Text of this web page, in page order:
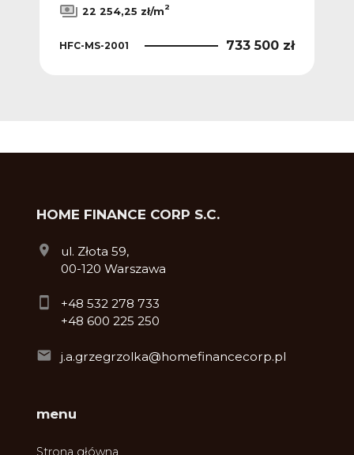
22 254,25 zł/m2
HFC-MS-2001 733 500 zł
HOME FINANCE CORP S.C.
ul. Złota 59,
00-120 Warszawa
+48 532 278 733
+48 600 225 250
j.a.grzegrzolka@homefinancecorp.pl
menu
Strona główna